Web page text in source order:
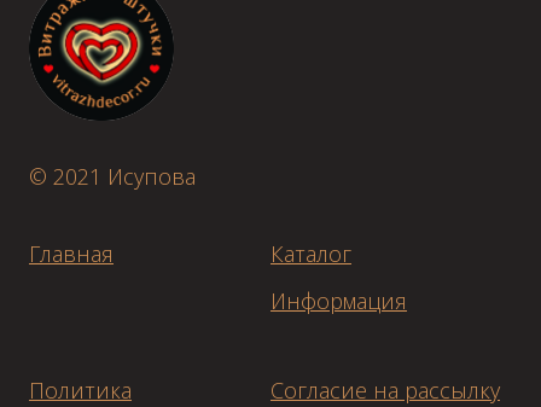
© 2021 Исупова
Главная
Каталог
Информация
Политика
Согласие на рассылку